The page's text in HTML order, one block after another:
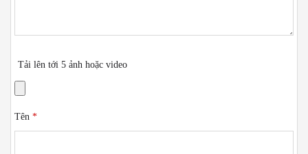
Tải lên tới 5 ảnh hoặc video
Tên *